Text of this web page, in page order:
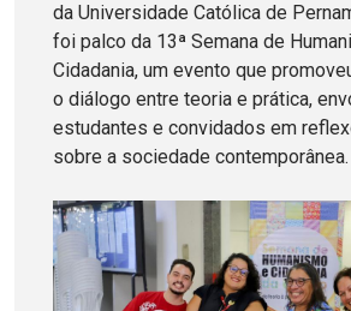
da Universidade Católica de
foi palco da 13ª Semana de
Cidadania, um evento que
o diálogo entre teoria e prática,
estudantes e convidados em
sobre a sociedade contemporânea.